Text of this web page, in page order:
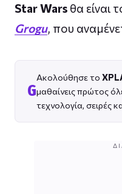
Star Wars θα είναι
Grogu, που
G
Ακολούθησε το
μαθαίνεις πρώτος
τεχνολογία, σειρές